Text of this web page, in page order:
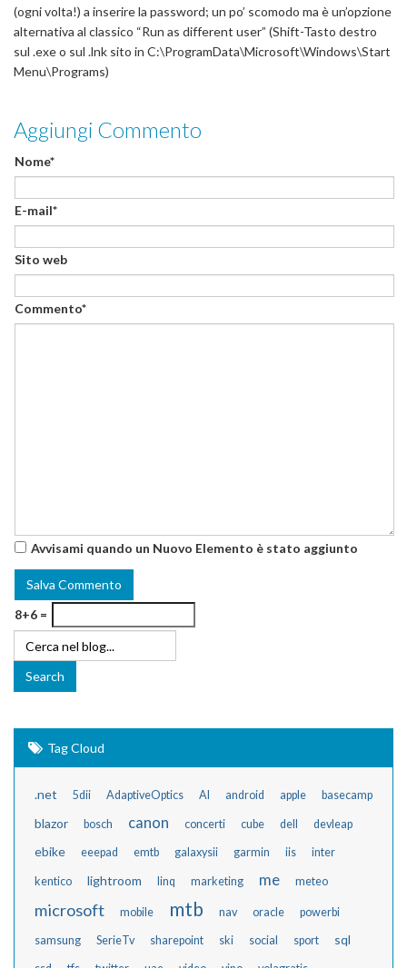
(ogni volta!) a inserire la password; un po’ scomodo ma è un’opzione
alternativa al classico “Run as different user” (Shift-Tasto destro
sul .exe o sul .lnk sito in C:\ProgramData\Microsoft\Windows\Start
Menu\Programs)
Aggiungi Commento
Nome*
E-mail*
Sito web
Commento*
Avvisami quando un Nuovo Elemento è stato aggiunto
8+6 =
Tag Cloud
.net 5dii AdaptiveOptics AI android apple basecamp
blazor bosch canon concerti cube dell devleap
ebike eeepad emtb galaxysii garmin iis inter
kentico lightroom linq marketing me meteo
microsoft mobile mtb nav oracle powerbi
samsung SerieTv sharepoint ski social sport sql